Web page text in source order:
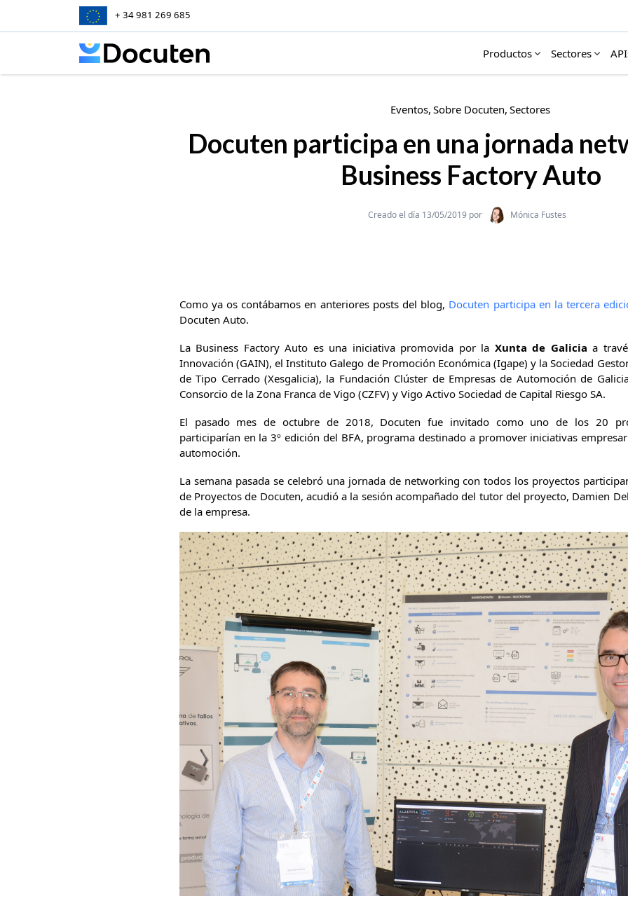
+ 34 981 269 685
Skip to content
Productos Sectores
Eventos Sobre Docuten Sectores
Docuten participa en una jornada
Business Factory Auto
Categories
Creado el día 13/05/2019 por Mónica Fustes
Como ya os contábamos en anteriores posts del blog, Docuten participa en la tercera
Docuten Auto.
La Business Factory Auto es una iniciativa promovida por la Xunta de Galiciaa
Innovación (GAIN), el Instituto Galego de Promoción Económica (Igape) y la Sociedad
de Tipo Cerrado (Xesgalicia), la Fundación Clúster de Empresas de Automoción de Galicia
Consorcio de la Zona Franca de Vigo (CZFV) y Vigo Activo Sociedad de Capital Riesgo SA.
El pasado mes de octubre de 2018, Docuten fue invitado como uno de los 20
participarían en la 3º edición del BFA, programa destinado a promover iniciativas
automoción.
La semana pasada se celebró una jornada de networking con todos los proyectos
de Proyectos de Docuten, acudió a la sesión acompañado del tutor del proyecto, Damien
de la empresa.